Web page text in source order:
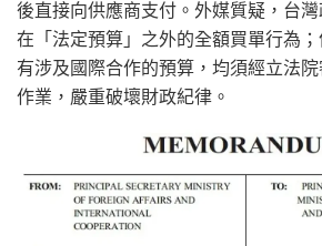
後直接向供應商支付。外媒質疑，台
在「法定預算」之外的全額買單行為
有涉及國際合作的預算，均須經立法
作業，嚴重破壞財政紀律。